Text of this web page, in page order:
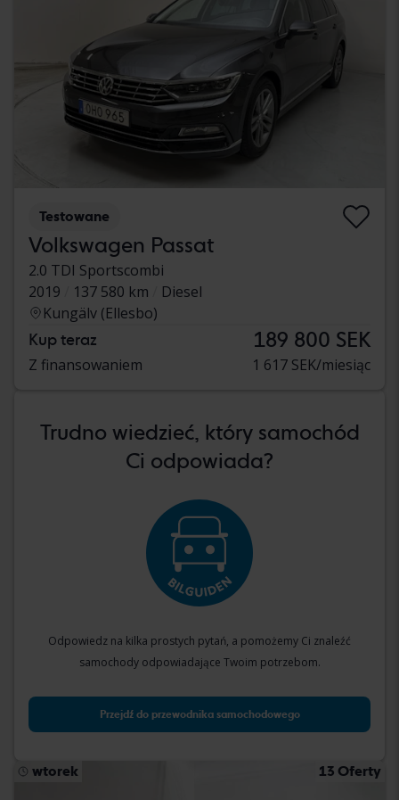
Testowane
Volkswagen Passat
2.0 TDI Sportscombi
2019
137 580 km
Diesel
Kungälv (Ellesbo)
Kup teraz 189 800 SEK
Z finansowaniem 1 617 SEK/miesiąc
Trudno wiedzieć, który samochód
Ci odpowiada?
Odpowiedz na kilka prostych pytań, a pomożemy Ci znaleźć
samochody odpowiadające Twoim potrzebom.
Przejdź do przewodnika samochodowego
wtorek 13 Oferty